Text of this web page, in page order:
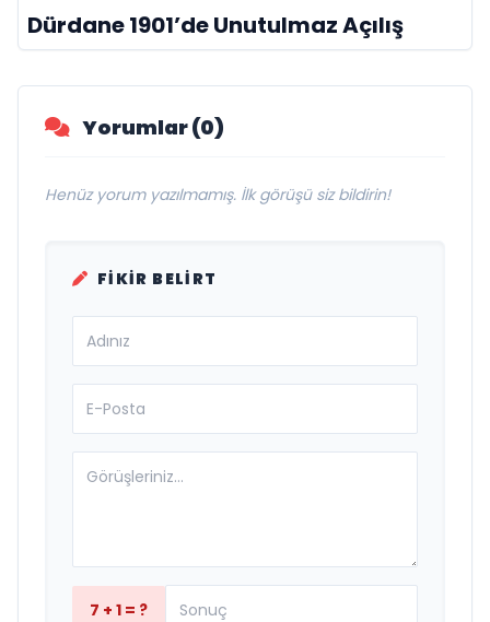
Dürdane 1901’de Unutulmaz Açılış
Yorumlar (0)
Henüz yorum yazılmamış. İlk görüşü siz bildirin!
FIKIR BELIRT
7 + 1 = ?